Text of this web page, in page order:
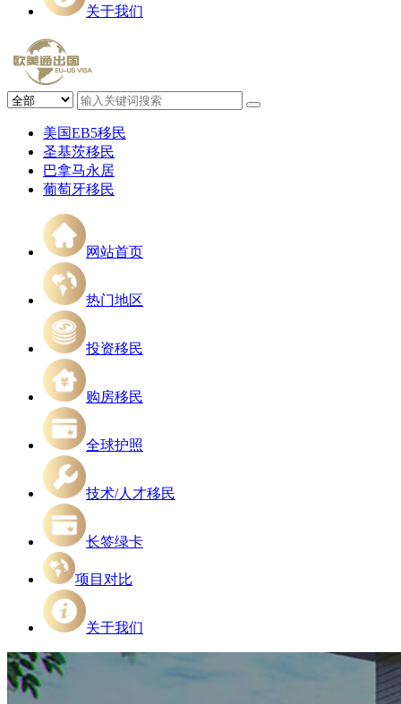
关于我们
美国EB5移民
圣基茨移民
巴拿马永居
葡萄牙移民
网站首页
热门地区
投资移民
购房移民
全球护照
技术/人才移民
长签绿卡
项目对比
关于我们